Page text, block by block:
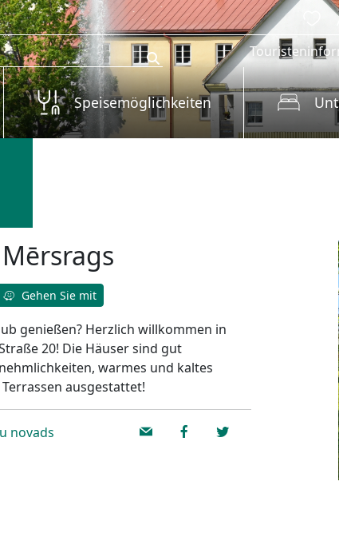
Speisemöglichkeiten
Gehen Sie mit
genießen? Herzlich willkommen in
20! Die Häuser sind gut
warmes und kaltes
ausgestattet!
novads